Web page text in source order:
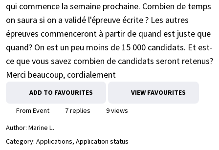
qui commence la semaine prochaine. Combien de temps
on saura si on a validé l'épreuve écrite ? Les autres
épreuves commenceront à partir de quand est juste que
quand? On est un peu moins de 15 000 candidats. Et est-
ce que vous savez combien de candidats seront retenus?
Merci beaucoup, cordialement
ADD TO FAVOURITES VIEW FAVOURITES
From Event 7 replies
9 views
Author: Marine L.
Category: Applications, Application status